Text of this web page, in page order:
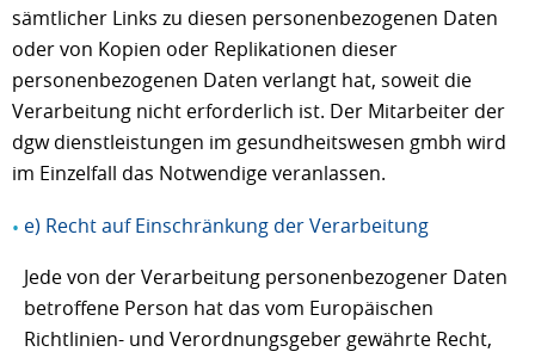
sämtlicher Links zu diesen personenbezogenen Daten
oder von Kopien oder Replikationen dieser
personenbezogenen Daten verlangt hat, soweit die
Verarbeitung nicht erforderlich ist. Der Mitarbeiter der
dgw dienstleistungen im gesundheitswesen gmbh wird
im Einzelfall das Notwendige veranlassen.
e) Recht auf Einschränkung der Verarbeitung
Jede von der Verarbeitung personenbezogener Daten
betroffene Person hat das vom Europäischen
Richtlinien- und Verordnungsgeber gewährte Recht,